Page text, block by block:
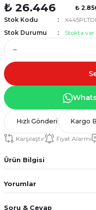
₺ 26.446 ₺
Stok Kodu
Stok Durumu
Stokta var
Hızlı Gönderi Kargo
Karşılaştır Fiyat Alarmı
Ürün Bilgisi
Yorumlar
Soru & Cevap